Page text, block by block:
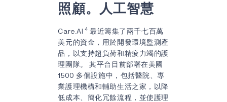
照顧。人工智慧
Care.AI 4 最近籌集了兩千七百萬
美元的資金，用於開發環境監測產
品，以支持超負荷和精疲力竭的護
理團隊。 其平台目前部署在美國
1500 多個設施中，包括醫院、專
業護理機構和輔助生活之家，以降
低成本、簡化冗餘流程，並使護理